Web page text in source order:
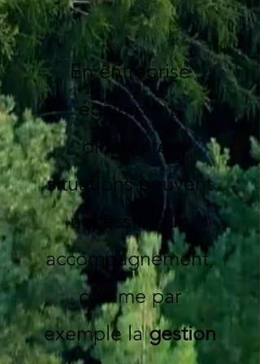
En entreprise
également,
différentes
situations peuvent
nécessiter un
accompagnement,
comme par
exemple lagestion